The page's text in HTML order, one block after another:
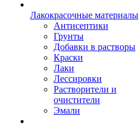
Лакокрасочные материалы
Антисептики
Грунты
Добавки в растворы
Краски
Лаки
Лессировки
Растворители и
очистители
Эмали